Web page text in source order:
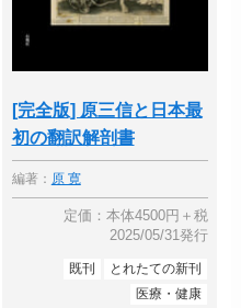
[完全版] 原三信と日本最
初の翻訳解剖書
編著： 原 寛
定価：本体4500円＋税
2025/05/31発行
既刊
とれたての新刊
医療・健康